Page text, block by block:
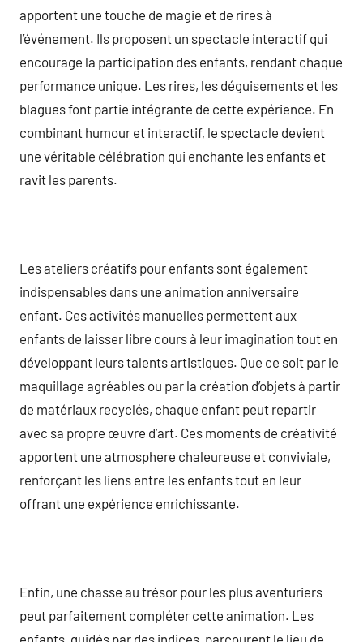
apportent une touche de magie et de rires à
l’événement. Ils proposent un spectacle interactif qui
encourage la participation des enfants, rendant chaque
performance unique. Les rires, les déguisements et les
blagues font partie intégrante de cette expérience. En
combinant humour et interactif, le spectacle devient
une véritable célébration qui enchante les enfants et
ravit les parents.
Les ateliers créatifs pour enfants sont également
indispensables dans une animation anniversaire
enfant. Ces activités manuelles permettent aux
enfants de laisser libre cours à leur imagination tout en
développant leurs talents artistiques. Que ce soit par le
maquillage agréables ou par la création d’objets à partir
de matériaux recyclés, chaque enfant peut repartir
avec sa propre œuvre d’art. Ces moments de créativité
apportent une atmosphere chaleureuse et conviviale,
renforçant les liens entre les enfants tout en leur
offrant une expérience enrichissante.
Enfin, une chasse au trésor pour les plus aventuriers
peut parfaitement compléter cette animation. Les
enfants, guidés par des indices, parcourent le lieu de